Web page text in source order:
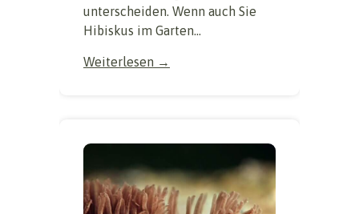
unterscheiden. Wenn auch Sie
Hibiskus im Garten...
Weiterlesen →